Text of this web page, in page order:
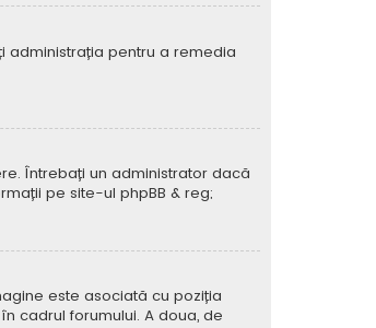
administrația pentru a remedia
Întrebați un administrator dacă
pe site-ul phpBB & reg;
este asociată cu poziția
cadrul forumului. A doua, de